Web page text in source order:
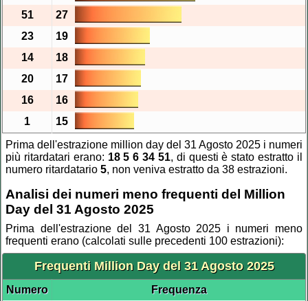
51
27
23
19
14
18
20
17
16
16
1
15
Prima dell'estrazione million day del 31 Agosto 2025 i numeri
più ritardatari erano: 18 5 6 34 51, di questi è stato estratto il
numero ritardatario 5, non veniva estratto da 38 estrazioni.
Analisi dei numeri meno frequenti del Million
Day del 31 Agosto 2025
Prima dell'estrazione del 31 Agosto 2025 i numeri meno
frequenti erano (calcolati sulle precedenti 100 estrazioni):
Frequenti Million Day del 31 Agosto 2025
Numero
Frequenza